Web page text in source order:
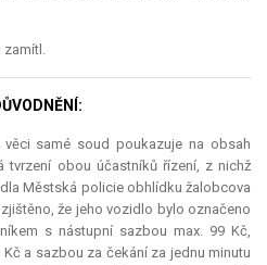
zamítl.
samé soud poukazuje na obsah
tvrzení obou účastníků řízení, z nichž
Městská policie obhlídku žalobcova
že jeho vozidlo bylo označeno
s nástupní sazbou max. 99 Kč,
a sazbou za čekání za jednu minutu